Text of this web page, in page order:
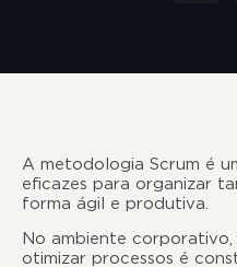
A metodologia Scrum é
eficazes para organizar
forma ágil e produtiva.
No ambiente
otimizar processos é